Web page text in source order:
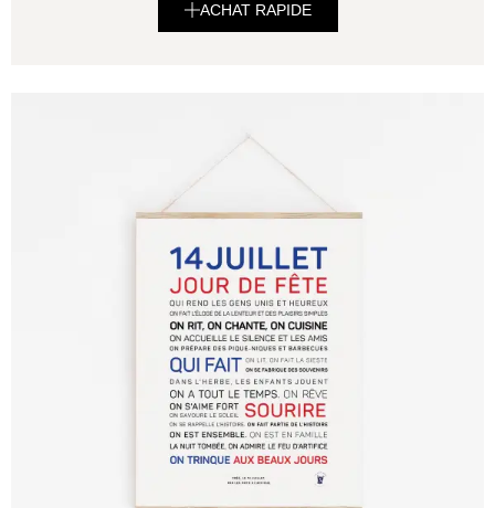
ACHAT RAPIDE